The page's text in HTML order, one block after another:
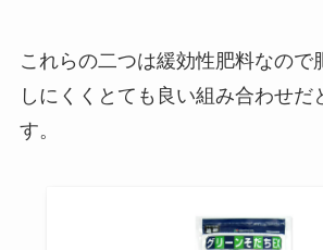
これらの二つは緩効性肥料なので
しにくくとても良い組み合わせだ
す。